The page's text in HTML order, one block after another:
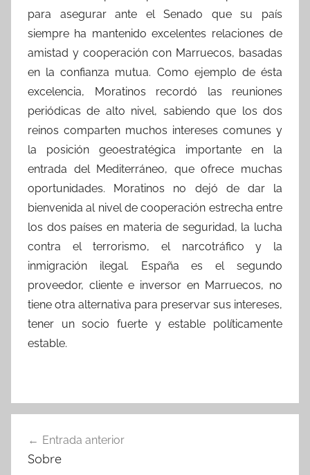
para asegurar ante el Senado que su país
siempre ha mantenido excelentes relaciones de
amistad y cooperación con Marruecos, basadas
en la confianza mutua. Como ejemplo de ésta
excelencia, Moratinos recordó las reuniones
periódicas de alto nivel, sabiendo que los dos
reinos comparten muchos intereses comunes y
la posición geoestratégica importante en la
entrada del Mediterráneo, que ofrece muchas
oportunidades. Moratinos no dejó de dar la
bienvenida al nivel de cooperación estrecha entre
los dos países en materia de seguridad, la lucha
contra el terrorismo, el narcotráfico y la
inmigración ilegal. España es el segundo
proveedor, cliente e inversor en Marruecos, no
tiene otra alternativa para preservar sus intereses,
tener un socio fuerte y estable políticamente
estable.
de
Entrada anterior
Sobre